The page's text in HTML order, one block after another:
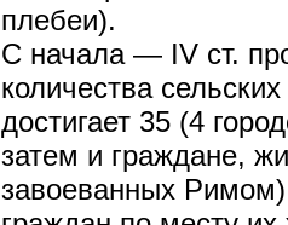
плебеи).
С начала — IV ст.
количества
достигает 35 (4
затем и граждане,
завоеванных